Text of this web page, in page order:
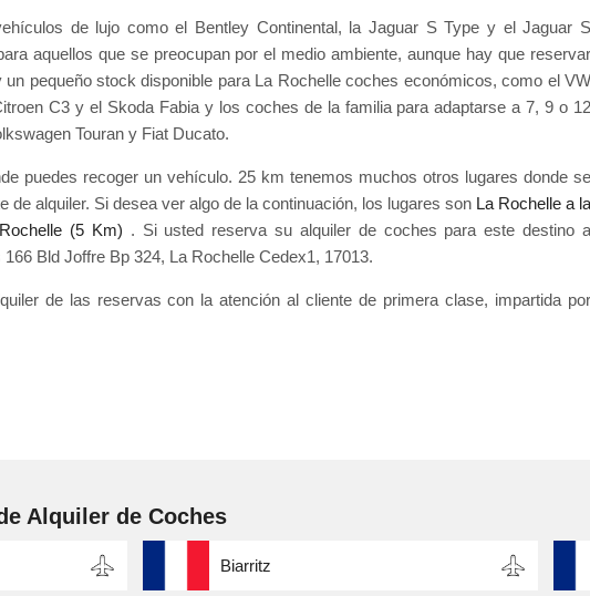
de lujo como el Bentley Continental, la Jaguar S Type y el Jaguar S
aquellos que se preocupan por el medio ambiente, aunque hay que reservar
pequeño stock disponible para La Rochelle coches económicos, como el VW
C3 y el Skoda Fabia y los coches de la familia para adaptarse a 7, 9 o 12
Touran y Fiat Ducato.
puedes recoger un vehículo. 25 km tenemos muchos otros lugares donde se
de alquiler. Si desea ver algo de la continuación, los lugares son La Rochelle a la
(5 Km) . Si usted reserva su alquiler de coches para este destino a
Bld Joffre Bp 324, La Rochelle Cedex1, 17013.
de las reservas con la atención al cliente de primera clase, impartida por
Alquiler de Coches
Biarritz